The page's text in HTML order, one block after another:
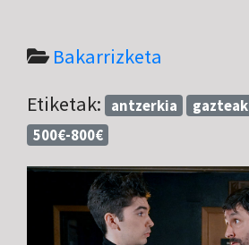
Bakarrizketa
Etiketak: antzerkia
500€-800€